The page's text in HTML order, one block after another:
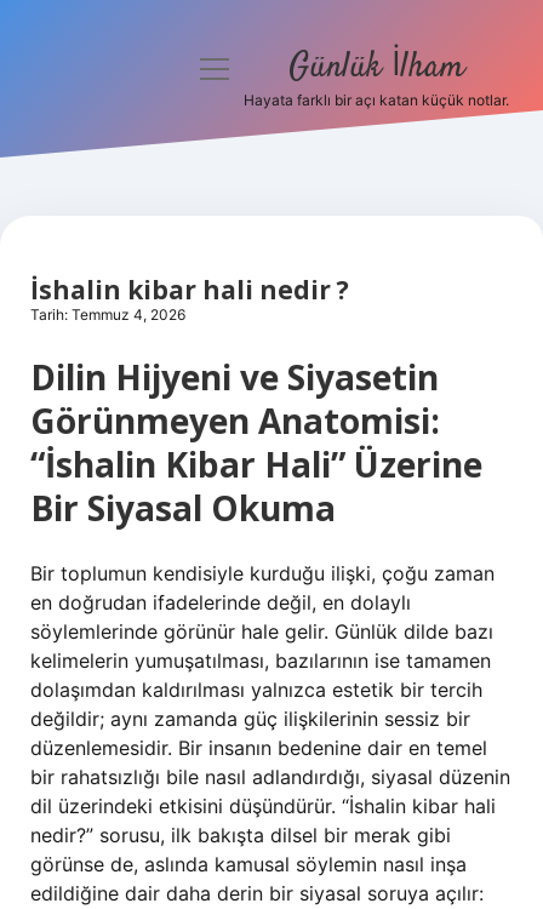
Hakkımızda
menüyü
Günlük İlham
Hayata farklı bir açı katan küçük notlar.
İshalin kibar hali nedir ?
Tarih: Temmuz 4, 2026
Dilin Hijyeni ve Siyasetin
Görünmeyen Anatomisi:
“İshalin Kibar Hali” Üzerine
Bir Siyasal Okuma
Bir toplumun kendisiyle kurduğu ilişki, çoğu zaman
en doğrudan ifadelerinde değil, en dolaylı
söylemlerinde görünür hale gelir. Günlük dilde bazı
kelimelerin yumuşatılması, bazılarının ise tamamen
dolaşımdan kaldırılması yalnızca estetik bir tercih
değildir; aynı zamanda güç ilişkilerinin sessiz bir
düzenlemesidir. Bir insanın bedenine dair en temel
bir rahatsızlığı bile nasıl adlandırdığı, siyasal düzenin
dil üzerindeki etkisini düşündürür. “İshalin kibar hali
nedir?” sorusu, ilk bakışta dilsel bir merak gibi
görünse de, aslında kamusal söylemin nasıl inşa
edildiğine dair daha derin bir siyasal soruya açılır: